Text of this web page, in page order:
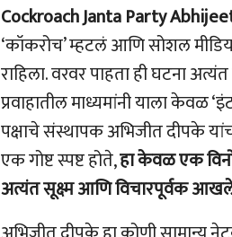
Cockroach Janta Party
‘कॉकरोच’ म्हटलं आणि सोशल
राहिला. वरवर पाहता ही घटना
प्रवाहातील माध्यमांनी याला केवळ
पक्षाचे संस्थापक अभिजीत दीपके
एक गोष्ट स्पष्ट होते,हा केवळ एक
अत्यंत सूक्ष्म आणि विचारपूर्वक